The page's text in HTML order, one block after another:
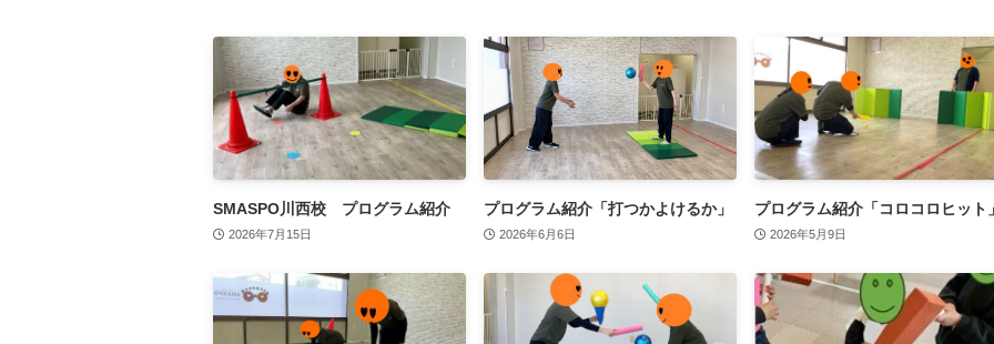
SMASPO川西校 プログラム紹介
2026年7月15日
プログラム紹介「打つかよけるか」
2026年6月6日
プログラム紹介「コロコロヒット
2026年5月9日